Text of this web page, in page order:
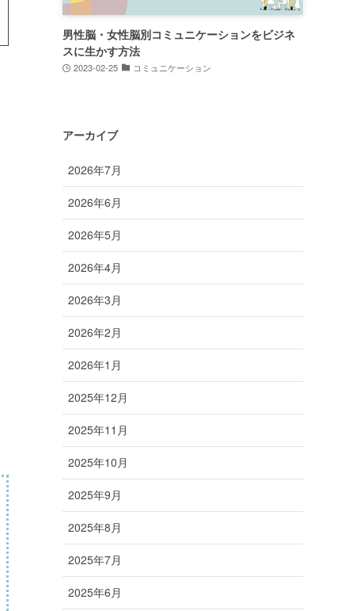
男性脳・女性脳別コミュニケーションをビジネ
スに生かす方法
2023-02-25 コミュニケーション
アーカイブ
2026年7月
2026年6月
2026年5月
2026年4月
2026年3月
2026年2月
2026年1月
2025年12月
2025年11月
2025年10月
2025年9月
2025年8月
2025年7月
2025年6月